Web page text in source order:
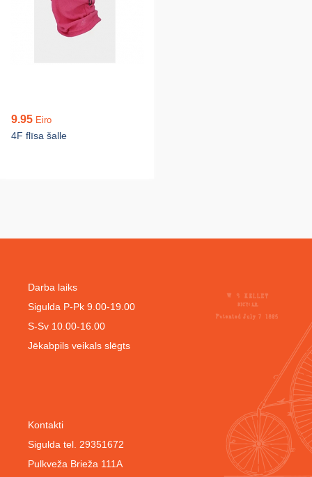
9.95 Eiro
4F flīsa šalle
Kontakti
Sigulda tel. 29351672
Pulkveža Brieža 111A
Darba laiks
Sigulda P-Pk 9.00-19.00
S-Sv 10.00-16.00
Jēkabpils veikals slēgts